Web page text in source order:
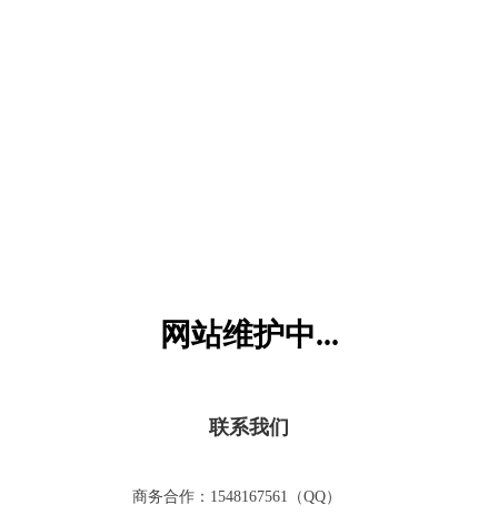
网站维护中...
联系我们
商务合作：1548167561（QQ）